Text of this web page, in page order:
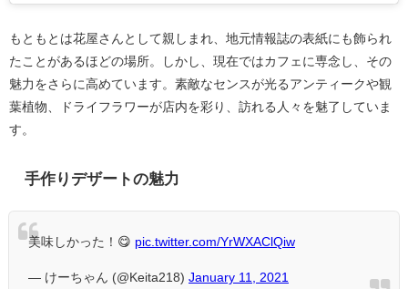
もともとは花屋さんとして親しまれ、地元情報誌の表紙にも飾られ
たことがあるほどの場所。しかし、現在ではカフェに専念し、その
魅力をさらに高めています。素敵なセンスが光るアンティークや観
葉植物、ドライフラワーが店内を彩り、訪れる人々を魅了していま
す。
手作りデザートの魅力
美味しかった！😋 pic.twitter.com/YrWXAClQiw
— けーちゃん (@Keita218) January 11, 2021